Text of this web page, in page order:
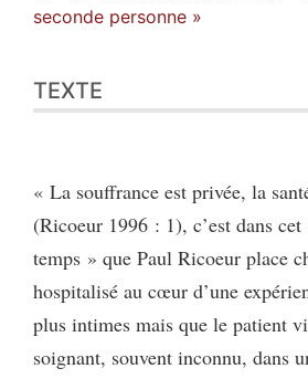
seconde personne »
TEXTE
« La souffrance est privée, la
(Ricoeur 1996 : 1), c’est dans
temps » que Paul Ricoeur place
hospitalisé au cœur d’une
plus intimes mais que le patient
soignant, souvent inconnu, dans